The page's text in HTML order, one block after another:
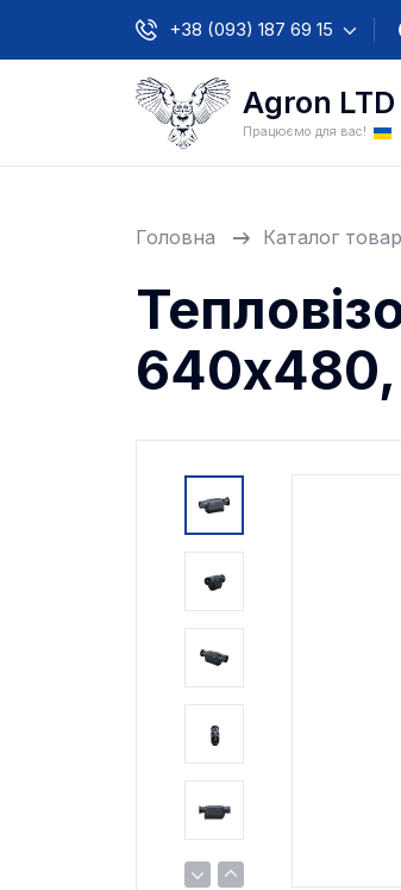
+38 (093) 187 69 15
Agron LTD
Працюємо для вас!
Головна Каталог